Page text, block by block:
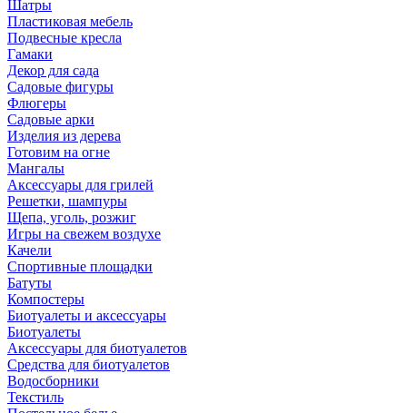
Шатры
Пластиковая мебель
Подвесные кресла
Гамаки
Декор для сада
Садовые фигуры
Флюгеры
Садовые арки
Изделия из дерева
Готовим на огне
Мангалы
Аксессуары для грилей
Решетки, шампуры
Щепа, уголь, розжиг
Игры на свежем воздухе
Качели
Спортивные площадки
Батуты
Компостеры
Биотуалеты и аксессуары
Биотуалеты
Аксессуары для биотуалетов
Средства для биотуалетов
Водосборники
Текстиль